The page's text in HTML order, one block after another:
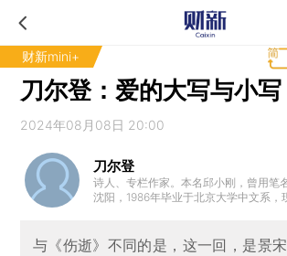
财新mini+
刀尔登：爱的大写与小
2024年08月08日 20:00
刀尔登
诗人、专栏作家。本名邱小刚，曾用笔
沈阳，1986年毕业于北京大学中文系，
与《伤逝》不同的是，这一回，是景